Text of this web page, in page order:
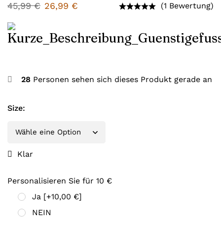
45,99€ 26,99 € (1 Bewertung)
28 Personen sehen sich dieses Produkt gerade an
Size:
Klar
Personalisieren Sie für 10 €
Ja [+10,00 €]
NEIN